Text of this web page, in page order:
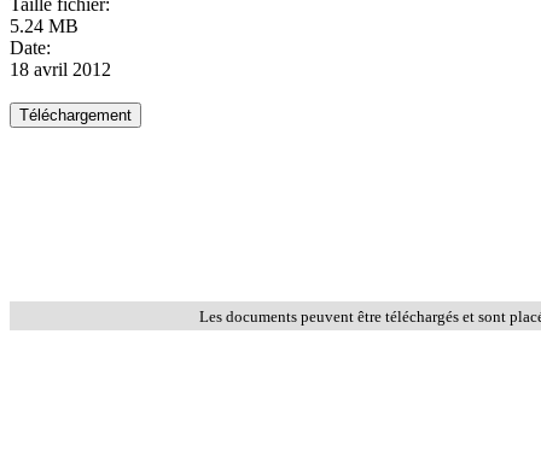
Taille fichier:
5.24 MB
Date:
18 avril 2012
Les documents peuvent être téléchargés et sont